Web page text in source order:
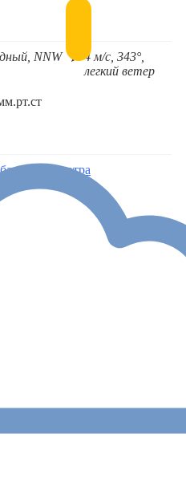
NNW ➤ 4 м/с, 343°,
легкий ветер
на завтра